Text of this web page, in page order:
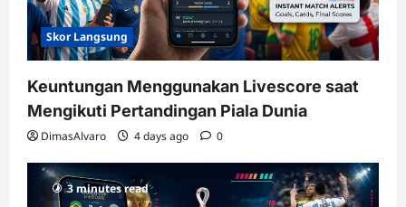
Skor Langsung
Keuntungan Menggunakan Livescore saat
Mengikuti Pertandingan Piala Dunia
DimasAlvaro 4 days ago 0
3 minutes read